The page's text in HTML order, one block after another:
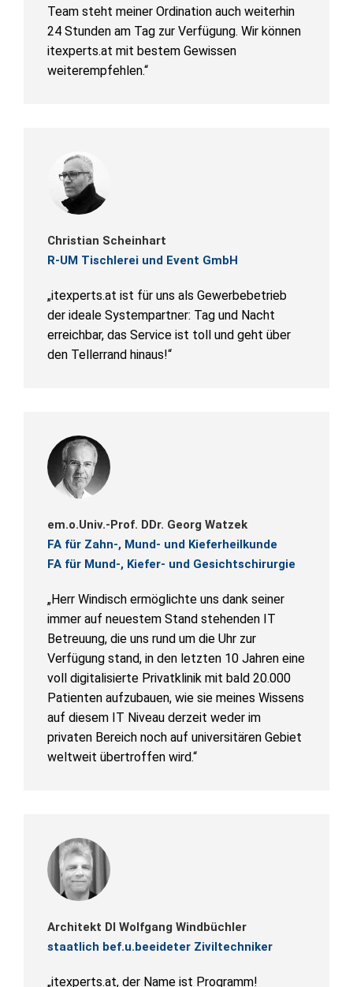
Team steht meiner Ordination auch weiterhin
24 Stunden am Tag zur Verfügung. Wir können
itexperts.at mit bestem Gewissen
weiterempfehlen.“
Christian Scheinhart
R-UM Tischlerei und Event GmbH
„itexperts.at ist für uns als Gewerbebetrieb
der ideale Systempartner: Tag und Nacht
erreichbar, das Service ist toll und geht über
den Tellerrand hinaus!“
em.o.Univ.-Prof. DDr. Georg Watzek
FA für Zahn-, Mund- und Kieferheilkunde
FA für Mund-, Kiefer- und Gesichtschirurgie
„Herr Windisch ermöglichte uns dank seiner
immer auf neuestem Stand stehenden IT
Betreuung, die uns rund um die Uhr zur
Verfügung stand, in den letzten 10 Jahren eine
voll digitalisierte Privatklinik mit bald 20.000
Patienten aufzubauen, wie sie meines Wissens
auf diesem IT Niveau derzeit weder im
privaten Bereich noch auf universitären Gebiet
weltweit übertroffen wird.“
Architekt DI Wolfgang Windbüchler
staatlich bef.u.beeideter Ziviltechniker
„itexperts.at, der Name ist Programm!